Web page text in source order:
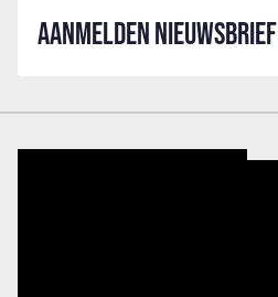
AANMELDEN NIEUWSBRIEF